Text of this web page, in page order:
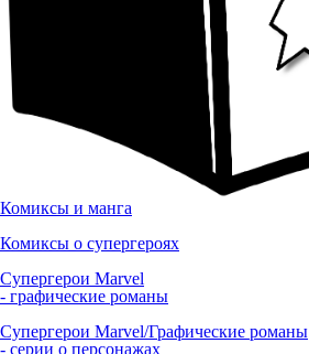
Комиксы и манга
Комиксы о супергероях
Супергерои Marvel
- графические романы
Супергерои Marvel/Графические романы
- серии о персонажах